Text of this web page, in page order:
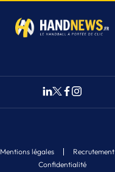
Mentions légales Recrutement
Confidentialité